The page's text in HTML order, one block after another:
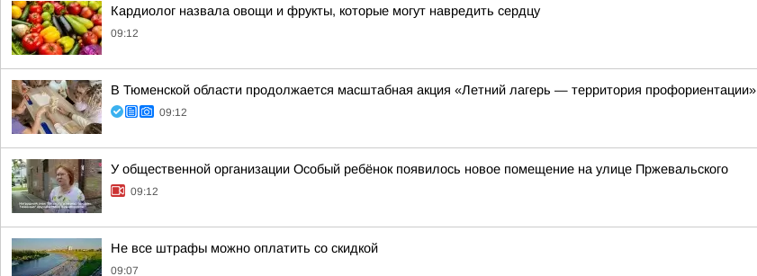
Кардиолог назвала овощи и фрукты, которые могут навредить сердцу
09:12
В Тюменской области продолжается масштабная акция «Летний лагерь — территория профориентации»
09:12
У общественной организации Особый ребёнок появилось новое помещение на улице Пржевальского
09:12
Не все штрафы можно оплатить со скидкой
09:07